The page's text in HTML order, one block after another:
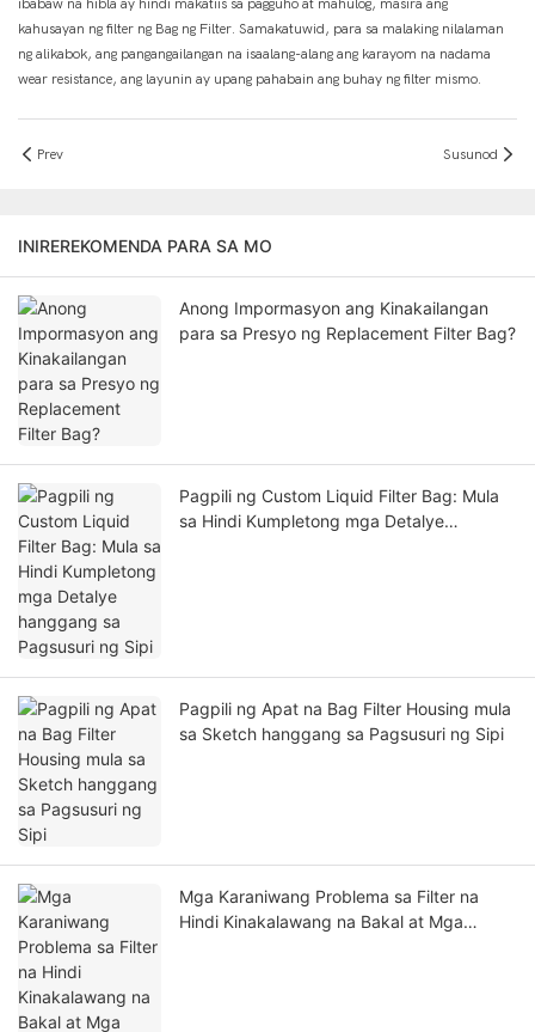
ibabaw na hibla ay hindi makatiis sa pagguho at mahulog, masira ang
kahusayan ng filter ng Bag ng Filter. Samakatuwid, para sa malaking nilalaman
ng alikabok, ang pangangailangan na isaalang-alang ang karayom ​​na nadama
wear resistance, ang layunin ay upang pahabain ang buhay ng filter mismo.
Prev Susunod
INIREREKOMENDA PARA SA MO
Anong Impormasyon ang Kinakailangan
para sa Presyo ng Replacement Filter Bag?
Pagpili ng Custom Liquid Filter Bag: Mula
sa Hindi Kumpletong mga Detalye
Pagpili ng Apat na Bag Filter Housing mula
sa Sketch hanggang sa Pagsusuri ng Sipi
Mga Karaniwang Problema sa Filter na
Hindi Kinakalawang na Bakal at Mga